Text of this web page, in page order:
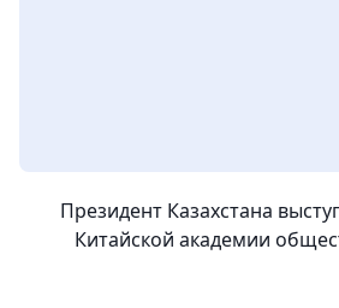
Президент Казахстана
Китайской академии